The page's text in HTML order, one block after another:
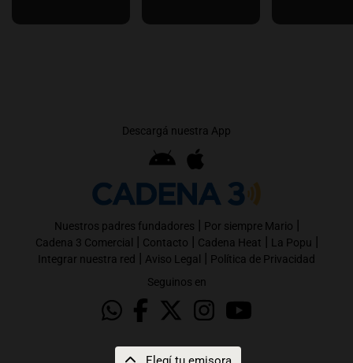
Descargá nuestra App
Nuestros padres fundadores | Por siempre Mario |
Cadena 3 Comercial | Contacto | Cadena Heat | La Popu |
Integrar nuestra red | Aviso Legal | Política de Privacidad
Seguinos en